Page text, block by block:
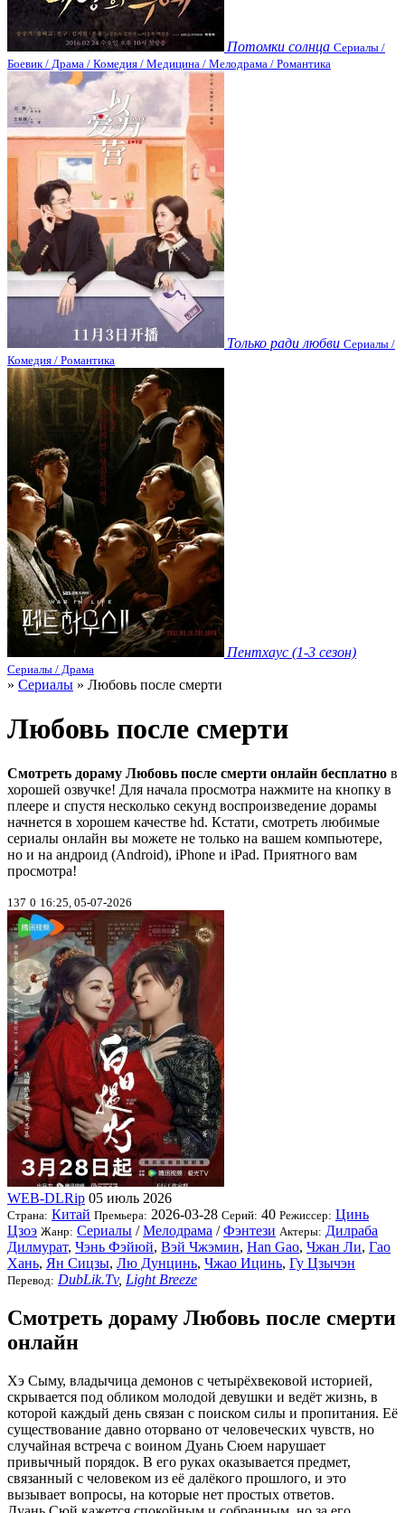
Потомки солнца Сериалы /
Боевик / Драма / Комедия / Медицина / Мелодрама / Романтика
Только ради любви Сериалы /
Комедия / Романтика
Пентхаус (1-3 сезон)
Сериалы / Драма
» Сериалы » Любовь после смерти
Любовь после смерти
Смотреть дораму Любовь после смерти онлайн бесплатно в
хорошей озвучке! Для начала просмотра нажмите на кнопку в
плеере и спустя несколько секунд воспроизведение дорамы
начнется в хорошем качестве hd. Кстати, смотреть любимые
сериалы онлайн вы можете не только на вашем компьютере,
но и на андроид (Android), iPhone и iPad. Приятного вам
просмотра!
137 0 16:25, 05-07-2026
WEB-DLRip 05 июль 2026
Страна: Китай Премьера: 2026-03-28 Серий: 40 Режиссер: Цинь
Цзоэ Жанр: Сериалы /Мелодрама /Фэнтези Актеры: Дилраба
Дилмурат, Чэнь Фэйюй, Вэй Чжэмин, Han Gao, Чжан Ли, Гао
Хань, Ян Сицзы, Лю Дунцинь, Чжао Ицинь, Гу Цзычэн
Перевод: DubLik.Tv, Light Breeze
Смотреть дораму Любовь после смерти
онлайн
Хэ Сыму, владычица демонов с четырёхвековой историей,
скрывается под обликом молодой девушки и ведёт жизнь, в
которой каждый день связан с поиском силы и пропитания. Её
существование давно оторвано от человеческих чувств, но
случайная встреча с воином Дуань Сюем нарушает
привычный порядок. В его руках оказывается предмет,
связанный с человеком из её далёкого прошлого, и это
вызывает вопросы, на которые нет простых ответов.